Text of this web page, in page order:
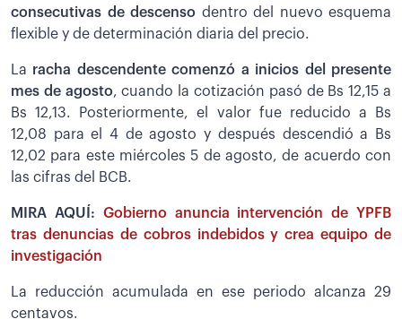
consecutivas de descenso dentro del nuevo esquema
flexible y de determinación diaria del precio.
La racha descendente comenzó a inicios del presente
mes de agosto, cuando la cotización pasó de Bs 12,15 a
Bs 12,13. Posteriormente, el valor fue reducido a Bs
12,08 para el 4 de agosto y después descendió a Bs
12,02 para este miércoles 5 de agosto, de acuerdo con
las cifras del BCB.
MIRA AQUÍ: Gobierno anuncia intervención de YPFB
tras denuncias de cobros indebidos y crea equipo de
investigación
La reducción acumulada en ese periodo alcanza 29
centavos.